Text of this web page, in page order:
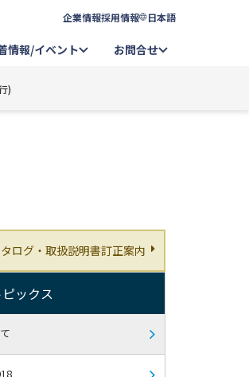
企業情報採用情報 日本語
情報/イベント お問合せ
)
ログ・取扱説明書訂正案内
ピックス